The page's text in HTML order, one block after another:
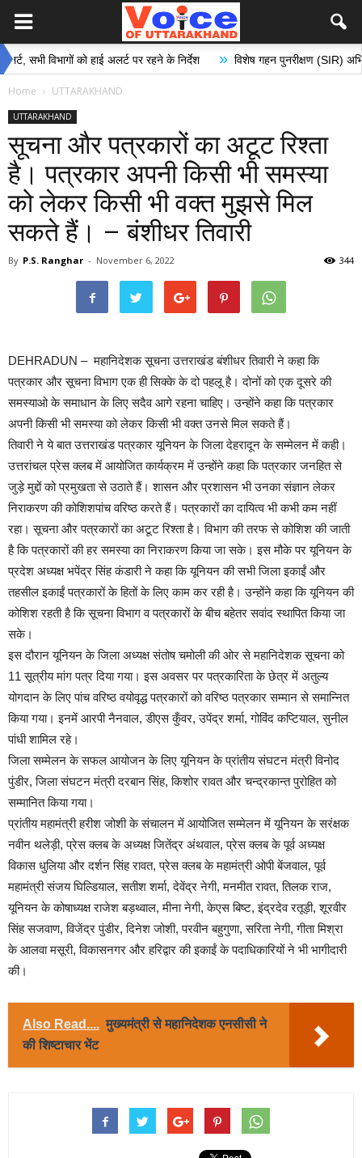
विभागों को हाई अलर्ट पर रहने के निर्देश » विशेष गहन पुनरीक्षण (SIR) अभियान के
Home UTTARAKHAND
UTTARAKHAND
सूचना और पत्रकारों का अटूट रिश्ता
है। पत्रकार अपनी किसी भी समस्या
को लेकर किसी भी वक्त मुझसे मिल
सकते हैं। – बंशीधर तिवारी
By P.S. Ranghar - November 6, 2022 344
DEHRADUN – महानिदेशक सूचना उत्तराखंड बंशीधर तिवारी ने कहा कि
पत्रकार और सूचना विभाग एक ही सिक्के के दो पहलू है। दोनों को एक दूसरे की
समस्याओ के समाधान के लिए सदैव आगे रहना चाहिए। उन्होंने कहा कि पत्रकार
अपनी किसी भी समस्या को लेकर किसी भी वक्त उनसे मिल सकते हैं।
तिवारी ने ये बात उत्तराखंड पत्रकार यूनियन के जिला देहरादून के सम्मेलन में कही।
उत्तरांचल प्रेस क्लब में आयोजित कार्यक्रम में उन्होंने कहा कि पत्रकार जनहित से
जुड़े मुद्दों को प्रमुखता से उठाते हैं। शासन और प्रशासन भी उनका संज्ञान लेकर
निराकरण की कोशिशपांच वरिष्ठ करते हैं। पत्रकारों का दायित्व भी कभी कम नहीं
रहा। सूचना और पत्रकारों का अटूट रिश्ता है। विभाग की तरफ से कोशिश की जाती
है कि पत्रकारों की हर समस्या का निराकरण किया जा सके। इस मौके पर यूनियन के
प्रदेश अध्यक्ष भपेंद्र सिंह कंडारी ने कहा कि यूनियन की सभी जिला इकाईं और
तहसील इकाईं पत्रकारों के हितों के लिए काम कर रही है। उन्होंने कहा कि यूनियन की
कोशिश रहती है कि सूचना विभाग व पत्रकारों के बीच बहेतर सवांद स्थापित किया जा
सके।
इस दौरान यूनियन के जिला अध्यक्ष संतोष चमोली की ओर से महानिदेशक सूचना को
11 सूत्रीय मांग पत्र दिया गया। इस अवसर पर पत्रकारिता के छेत्र में अतुल्य
योगदान के लिए पांच वरिष्ठ वयोवृद्ध पत्रकारों को वरिष्ठ पत्रकार सम्मान से समान्नित
किया गया। इनमें आरपी नैनवाल, डीएस कुँवर, उपेंद्र शर्मा, गोविंद कप्टियाल, सुनील
पांधी शामिल रहे।
जिला सम्मेलन के सफल आयोजन के लिए यूनियन के प्रांतीय संघटन मंत्री विनोद
पुंडीर, जिला संघटन मंत्री दरबान सिंह, किशोर रावत और चन्द्रकान्त पुरोहित को
सम्मानित किया गया।
प्रांतीय महामंत्री हरीश जोशी के संचालन में आयोजित सम्मेलन में यूनियन के सरंक्षक
नवीन थलेड़ी, प्रेस क्लब के अध्यक्ष जितेंद्र अंथवाल, प्रेस क्लब के पूर्व अध्यक्ष
विकास धुलिया और दर्शन सिंह रावत, प्रेस क्लब के महामंत्री ओपी बेंजवाल, पूर्व
महामंत्री संजय घिल्डियाल, सतीश शर्मा, देवेंद्र नेगी, मनमीत रावत, तिलक राज,
यूनियन के कोषाध्यक्ष राजेश बड़थ्वाल, मीना नेगी, केएस बिष्ट, इंद्रदेव रतूड़ी, शूरवीर
सिंह सजवाण, विजेंद्र पुंडीर, दिनेश जोशी, परवीन बहुगुणा, सरिता नेगी, गीता मिश्रा
के आलवा मसूरी, विकासनगर और हरिद्वार की इकाईं के पदाधिकारियों ने भी भागीदारी
की।
Also Read.... मुख्यमंत्री से महानिदेशक एनसीसी ने
की शिष्टाचार भेंट